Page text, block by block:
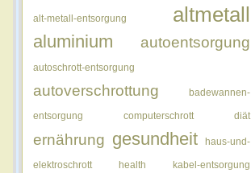
alt-metall-entsorgung altmetall
aluminium autoentsorgung
autoschrott-entsorgung
autoverschrottung badewannen-
entsorgung computerschrott diät
ernährung gesundheit haus-und-
elektroschrott health kabel-entsorgung